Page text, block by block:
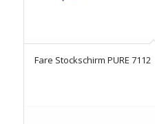
Fare Stockschirm PURE 7112